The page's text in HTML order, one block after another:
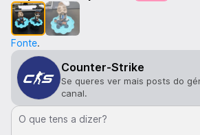
Fonte.
Counter-Strike
Se queres ver mais posts do
canal.
O que tens a dizer?